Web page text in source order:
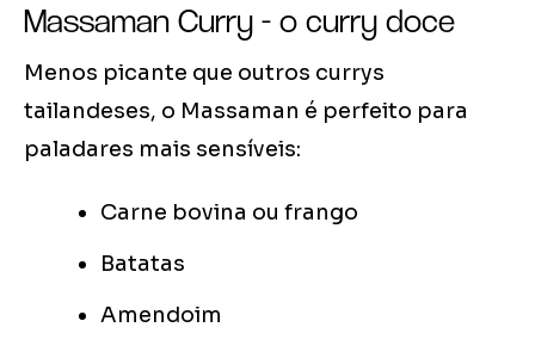
Massaman Curry - o curry doce
Menos picante que outros currys
tailandeses, o Massaman é perfeito para
paladares mais sensíveis:
Carne bovina ou frango
Batatas
Amendoim